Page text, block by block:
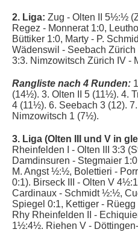
2. Liga: Zug - Olten II 5½:½
Regez - Monnerat 1:0,
Büttiker 1:0, Marty - P.
Wädenswil - Seebach
3:3. Nimzowitsch Zürich IV -
Rangliste nach 4 Runden:
(14½). 3. Olten II 5 (11½). 4.
4 (11½). 6. Seebach 3 (12).
Nimzowitsch 1 (7½).
3. Liga (Olten III und V in
Rheinfelden I - Olten III 3:3
Damdinsuren - Stegmaier
M. Angst ½:½, Bolettieri -
0:1). Birseck III - Olten V
Cardinaux - Schmidt ½:½,
Spiegel 0:1, Kettiger -
Rhy Rheinfelden II -
1½:4½. Riehen V -